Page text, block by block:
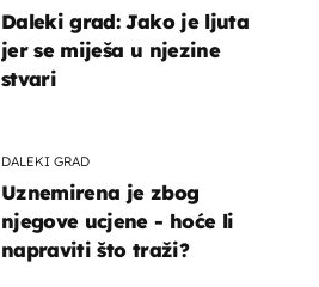
Daleki grad: Jako je ljuta
jer se miješa u njezine
stvari
DALEKI GRAD
Uznemirena je zbog
njegove ucjene - hoće li
napraviti što traži?